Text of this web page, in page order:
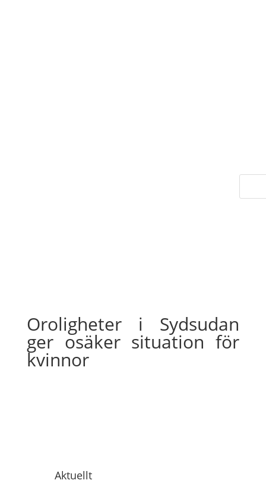
Oroligheter i Sydsudan
ger osäker situation för
kvinnor
Aktuellt